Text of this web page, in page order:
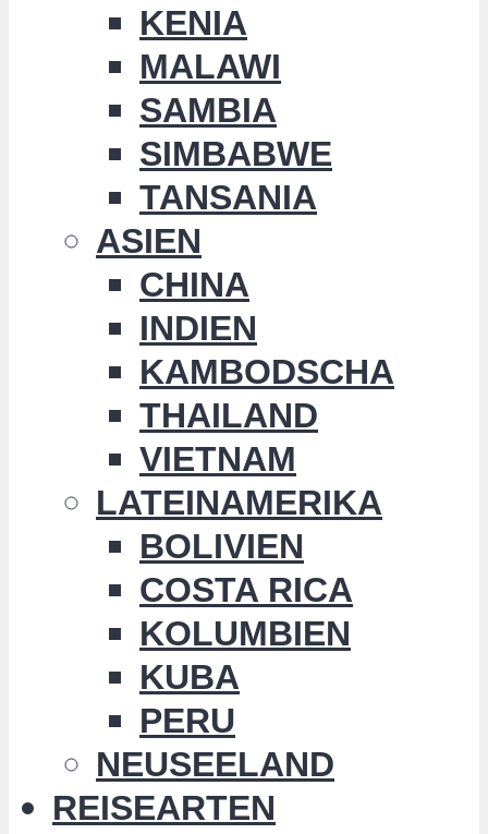
KENIA
MALAWI
SAMBIA
SIMBABWE
TANSANIA
ASIEN
CHINA
INDIEN
KAMBODSCHA
THAILAND
VIETNAM
LATEINAMERIKA
BOLIVIEN
COSTA RICA
KOLUMBIEN
KUBA
PERU
NEUSEELAND
REISEARTEN